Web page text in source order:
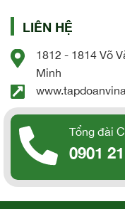
LIÊN HỆ
1812 - 1814 Võ
Minh
Tổng đài
0901